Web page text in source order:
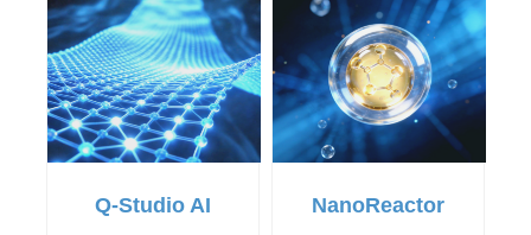
Q-Studio AI NanoReactor